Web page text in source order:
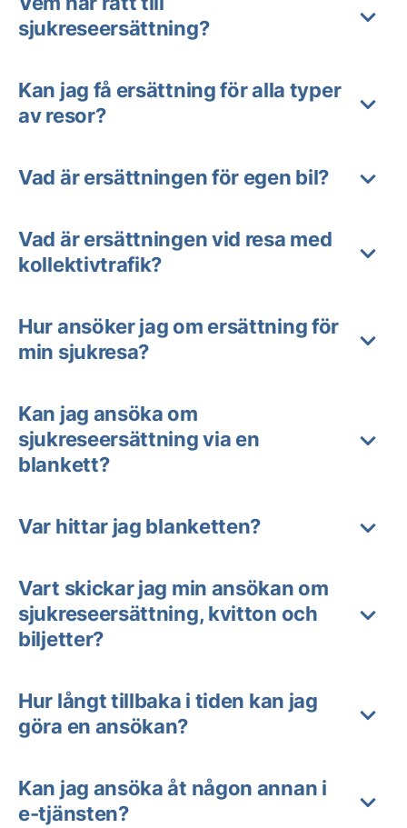
sjukreseersättning?
Kan jag få ersättning för alla typer
av resor?
Vad är ersättningen för egen bil?
Vad är ersättningen vid resa med
kollektivtrafik?
Hur ansöker jag om ersättning för
min sjukresa?
Kan jag ansöka om
sjukreseersättning via en
blankett?
Var hittar jag blanketten?
Vart skickar jag min ansökan om
sjukreseersättning, kvitton och
biljetter?
Hur långt tillbaka i tiden kan jag
göra en ansökan?
Kan jag ansöka åt någon annan i
e-tjänsten?